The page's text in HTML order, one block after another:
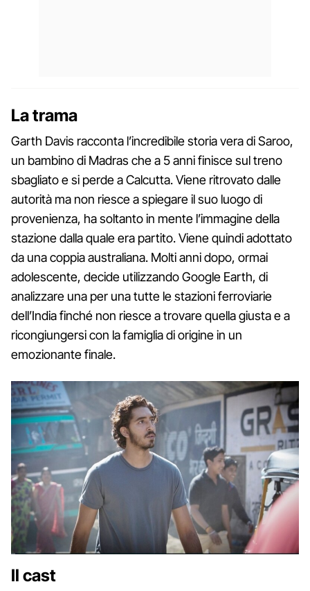
La trama
Garth Davis racconta l’incredibile storia vera di Saroo,
un bambino di Madras che a 5 anni finisce sul treno
sbagliato e si perde a Calcutta. Viene ritrovato dalle
autorità ma non riesce a spiegare il suo luogo di
provenienza, ha soltanto in mente l’immagine della
stazione dalla quale era partito. Viene quindi adottato
da una coppia australiana. Molti anni dopo, ormai
adolescente, decide utilizzando Google Earth, di
analizzare una per una tutte le stazioni ferroviarie
dell’India finché non riesce a trovare quella giusta e a
ricongiungersi con la famiglia di origine in un
emozionante finale.
Il cast